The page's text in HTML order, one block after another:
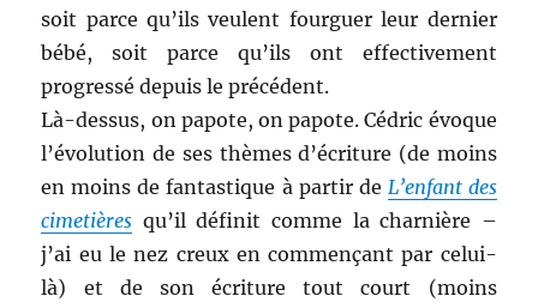
soit parce qu’ils veulent fourguer leur dernier
bébé, soit parce qu’ils ont effectivement
progressé depuis le précédent.
Là-dessus, on papote, on papote. Cédric évoque
l’évolution de ses thèmes d’écriture (de moins
en moins de fantastique à partir de L’enfant des
cimetières qu’il définit comme la charnière –
j’ai eu le nez creux en commençant par celui-
là) et de son écriture tout court (moins